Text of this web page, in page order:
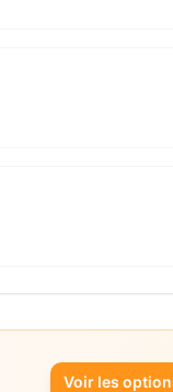
Voir les